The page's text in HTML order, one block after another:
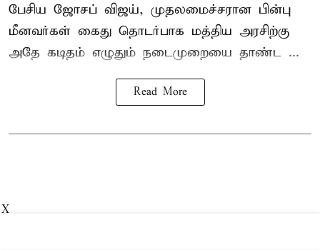
பேசிய ஜோசப் விஜய், முதலமைச்சரான பின்பு
மீனவர்கள் கைது தொடர்பாக மத்திய அரசிற்கு
அதே கடிதம் எழுதும் நடைமுறையை தாண்ட ...
Read More
X